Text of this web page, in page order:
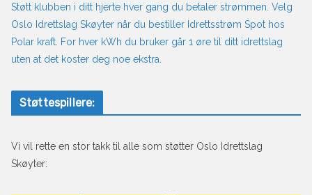
Støtt klubben i ditt hjerte hver gang du betaler strømmen. Velg
Oslo Idrettslag Skøyter når du bestiller Idrettsstrøm Spot hos
Polar kraft. For hver kWh du bruker går 1 øre til ditt idrettslag
uten at det koster deg noe ekstra.
Støttespillere:
Vi vil rette en stor takk til alle som støtter Oslo Idrettslag
Skøyter: